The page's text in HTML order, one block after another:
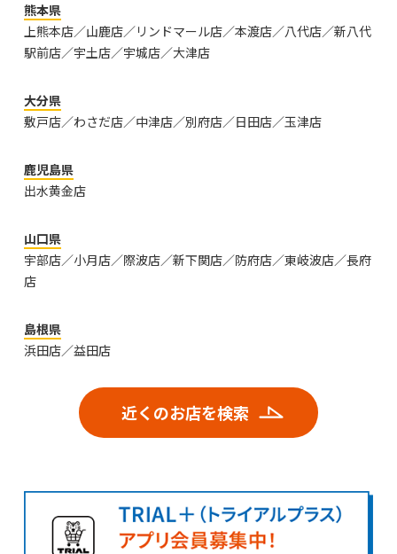
熊本県
上熊本店／山鹿店／リンドマール店／本渡店／八代店／新八代
駅前店／宇土店／宇城店／大津店
大分県
敷戸店／わさだ店／中津店／別府店／日田店／玉津店
鹿児島県
出水黄金店
山口県
宇部店／小月店／際波店／新下関店／防府店／東岐波店／長府
店
島根県
浜田店／益田店
近くのお店を検索